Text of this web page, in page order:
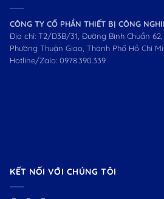
CÔNG TY CỔ PHẦN THIẾT BỊ CÔNG
Địa chỉ: T2/D3B/31, Đường Bình Chuẩn
Phường Thuận Giao, Thành Phố Hồ Chí
Hotline/Zalo: 0978.390.339
KẾT NỐI VỚI CHÚNG TÔI